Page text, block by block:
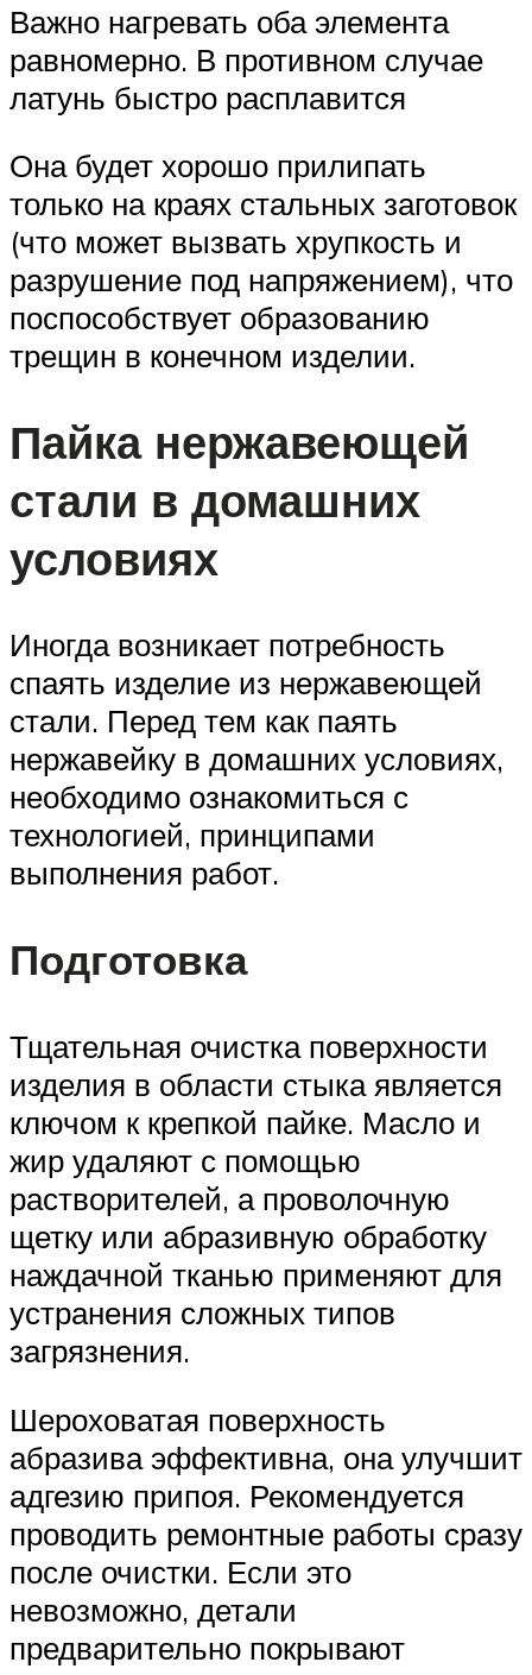
Важно нагревать оба элемента
равномерно. В противном случае
латунь быстро расплавится
Она будет хорошо прилипать
только на краях стальных заготовок
(что может вызвать хрупкость и
разрушение под напряжением), что
поспособствует образованию
трещин в конечном изделии.
Пайка нержавеющей
стали в домашних
условиях
Иногда возникает потребность
спаять изделие из нержавеющей
стали. Перед тем как паять
нержавейку в домашних условиях,
необходимо ознакомиться с
технологией, принципами
выполнения работ.
Подготовка
Тщательная очистка поверхности
изделия в области стыка является
ключом к крепкой пайке. Масло и
жир удаляют с помощью
растворителей, а проволочную
щетку или абразивную обработку
наждачной тканью применяют для
устранения сложных типов
загрязнения.
Шероховатая поверхность
абразива эффективна, она улучшит
адгезию припоя. Рекомендуется
проводить ремонтные работы сразу
после очистки. Если это
невозможно, детали
предварительно покрывают